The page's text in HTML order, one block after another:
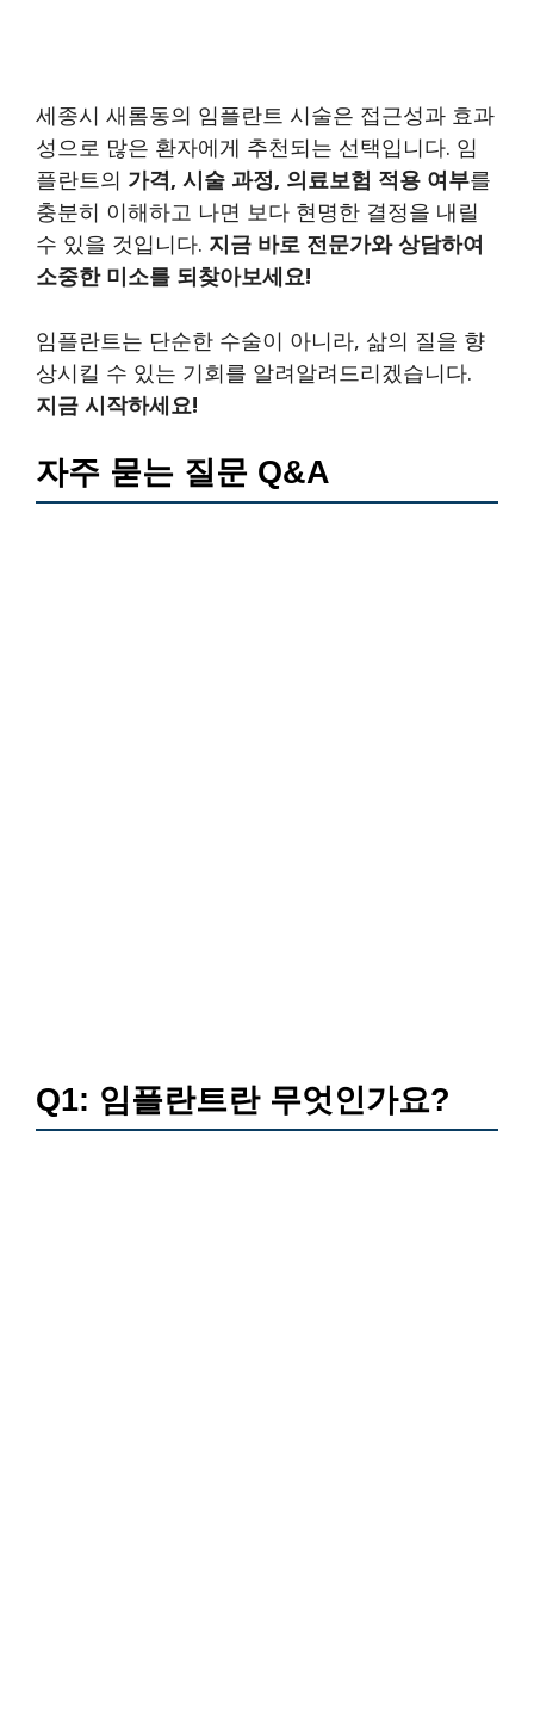
세종시 새롬동의 임플란트 시술은 접근성과 효과
성으로 많은 환자에게 추천되는 선택입니다. 임
플란트의 가격, 시술 과정, 의료보험 적용 여부를
충분히 이해하고 나면 보다 현명한 결정을 내릴
수 있을 것입니다. 지금 바로 전문가와 상담하여
소중한 미소를 되찾아보세요!
임플란트는 단순한 수술이 아니라, 삶의 질을 향
상시킬 수 있는 기회를 알려알려드리겠습니다.
지금 시작하세요!
자주 묻는 질문 Q&A
Q1: 임플란트란 무엇인가요?